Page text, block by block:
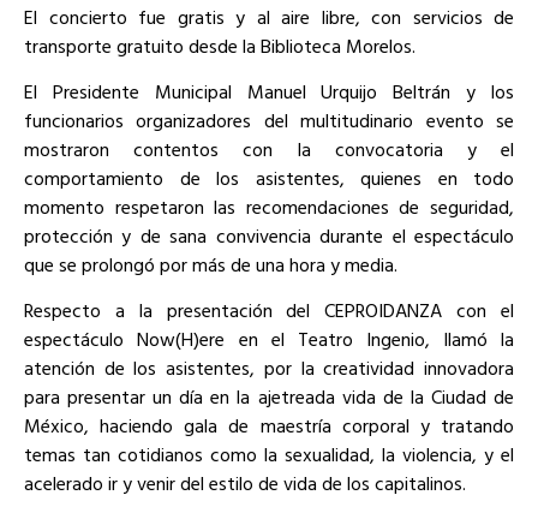
El concierto fue gratis y al aire libre, con servicios de
transporte gratuito desde la Biblioteca Morelos.
El Presidente Municipal Manuel Urquijo Beltrán y los
funcionarios organizadores del multitudinario evento se
mostraron contentos con la convocatoria y el
comportamiento de los asistentes, quienes en todo
momento respetaron las recomendaciones de seguridad,
protección y de sana convivencia durante el espectáculo
que se prolongó por más de una hora y media.
Respecto a la presentación del CEPROIDANZA con el
espectáculo Now(H)ere en el Teatro Ingenio, llamó la
atención de los asistentes, por la creatividad innovadora
para presentar un día en la ajetreada vida de la Ciudad de
México, haciendo gala de maestría corporal y tratando
temas tan cotidianos como la sexualidad, la violencia, y el
acelerado ir y venir del estilo de vida de los capitalinos.